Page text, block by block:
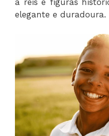
a reis e figuras
elegante e duradoura.